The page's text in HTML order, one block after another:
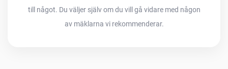
till något. Du väljer själv om du vill gå vidare med någon
av mäklarna vi rekommenderar.